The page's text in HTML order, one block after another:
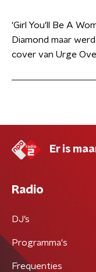
'Girl You'll Be A
Diamond maar
cover van Urge
Er is
Radio
DJ’s
Programma's
Frequenties